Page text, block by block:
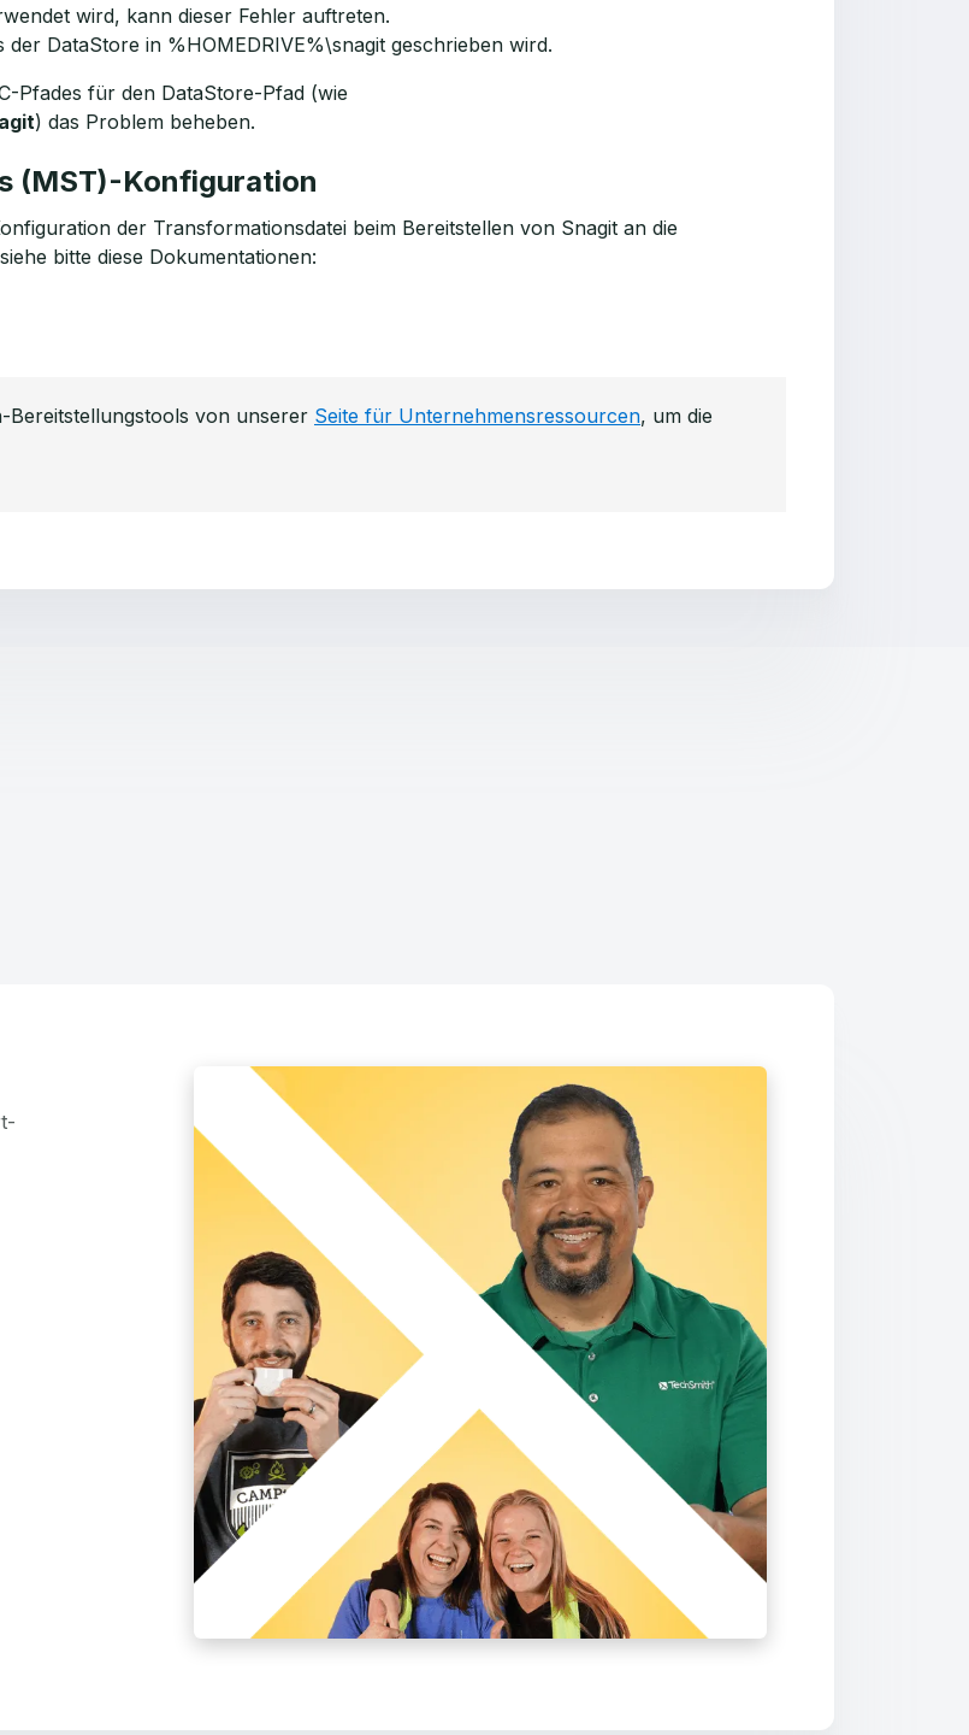
wird, kann dieser Fehler auftreten.
DataStore in %HOMEDRIVE%\snagit geschrieben wird.
Pfades für den DataStore-Pfad (wie
) das Problem beheben.
(MST)-Konfiguration
der Transformationsdatei beim Bereitstellen von Snagit an die
bitte diese Dokumentationen:
Bereitstellungstools von unserer Seite für Unternehmensressourcen, um die